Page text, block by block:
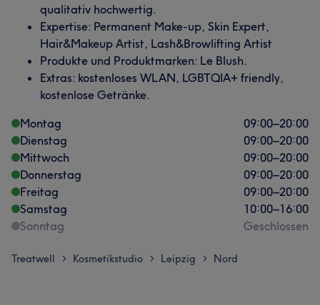
qualitativ hochwertig.
Expertise: Permanent Make-up, Skin Expert,
Hair&Makeup Artist, Lash&Browlifting Artist
Produkte und Produktmarken: Le Blush.
Extras: kostenloses WLAN, LGBTQIA+ friendly,
kostenlose Getränke.
Montag
09:00–20:00
Dienstag
09:00–20:00
Mittwoch
09:00–20:00
Donnerstag
09:00–20:00
Freitag
09:00–20:00
Samstag
10:00–16:00
Sonntag
Geschlossen
Treatwell > Kosmetikstudio > Leipzig > Nord